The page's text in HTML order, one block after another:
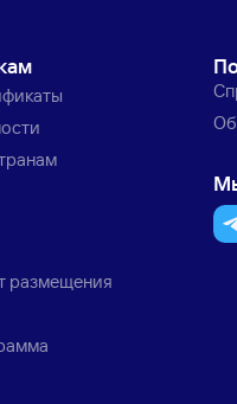
размещения